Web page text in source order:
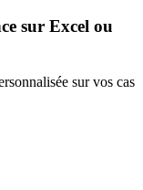
sur Excel ou
sur vos cas